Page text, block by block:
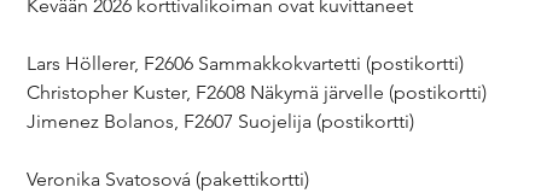
Kevään 2026 korttivalikoiman ovat kuvittaneet
Lars Höllerer, F2606 Sammakkokvartetti (postikortti)
Christopher Kuster, F2608 Näkymä järvelle (postikortti)
Jimenez Bolanos, F2607 Suojelija (postikortti)
Veronika Svatosová (pakettikortti)